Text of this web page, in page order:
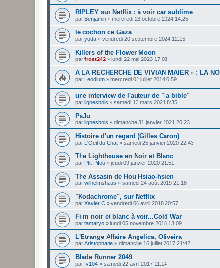
RIPLEY sur Netflix : à voir car sublime
par Benjamin » mercredi 23 octobre 2024 14:25
le cochon de Gaza
par yoda » vendredi 20 septembre 2024 12:15
Killers of the Flower Moon
par frost242 » lundi 22 mai 2023 17:08
A LA RECHERCHE DE VIVIAN MAIER » : LA
par Leodium » mercredi 02 juillet 2014 0:59
une interview de l'auteur de "la bible"
par lignesbois » samedi 13 mars 2021 8:35
PaJu
par lignesbois » dimanche 31 janvier 2021 20:23
Histoire d'un regard (Gilles Caron)
par L'Oeil du Chat » samedi 25 janvier 2020 22:43
The Lighthouse en Noir et Blanc
par Ptit Pifou » jeudi 09 janvier 2020 21:51
The Assasin de Hou Hsiao-hsien
par wilhelmshaus » samedi 24 août 2019 21:18
"Kodachrome", sur Netflix
par Xavier C » vendredi 06 avril 2018 20:57
Film noir et blanc à voir...Cold War
par tamaryo » lundi 05 novembre 2018 13:09
L'Etrange Affaire Angelica, Oliveira
par Aristophane » dimanche 16 juillet 2017 21:42
Blade Runner 2049
par fv104 » samedi 22 avril 2017 11:14